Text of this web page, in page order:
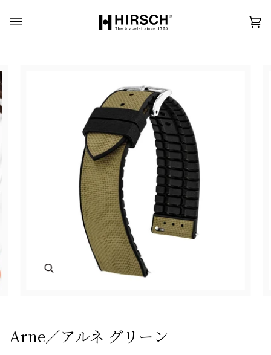
content
カ(0)
Arne／アルネ グリーン